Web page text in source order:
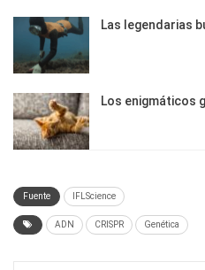
Las legendarias
Los enigmáticos
Fuente IFLScience
ADN CRISPR Genética